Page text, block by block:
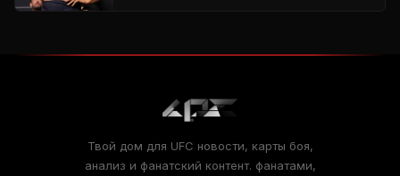
Твой дом для UFC новости, карты боя,
анализ и фанатский контент. фанатами,